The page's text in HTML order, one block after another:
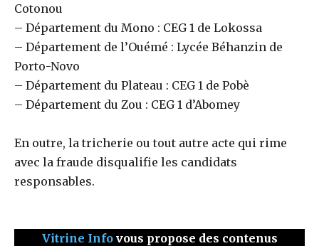
Cotonou
– Département du Mono : CEG 1 de Lokossa
– Département de l’Ouémé : Lycée Béhanzin de
Porto-Novo
– Département du Plateau : CEG 1 de Pobè
– Département du Zou : CEG 1 d’Abomey
En outre, la tricherie ou tout autre acte qui rime
avec la fraude disqualifie les candidats
responsables.
Vitrine Infovous propose des contenus